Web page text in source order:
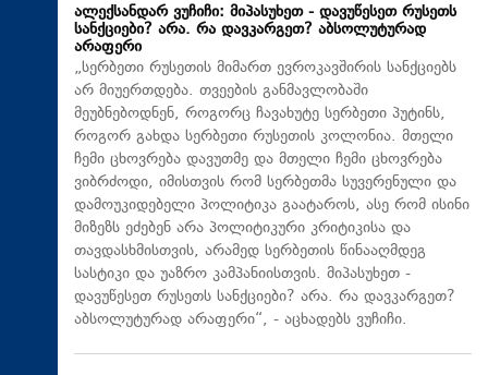
ალექსანდარ ვუჩიჩი: მიპასუხეთ - დავუწესეთ რუსეთს
სანქციები? არა. რა დავკარგეთ? აბსოლუტურად
არაფერი
„სერბეთი რუსეთის მიმართ ევროკავშირის სანქციებს
არ მიუერთდება. თვეების განმავლობაში
მეუბნებოდნენ, როგორც ჩავახუტე სერბეთი პუტინს,
როგორ გახდა სერბეთი რუსეთის კოლონია. მთელი
ჩემი ცხოვრება დავუთმე და მთელი ჩემი ცხოვრება
ვიბრძოდი, იმისთვის რომ სერბეთმა სუვერენული და
დამოუკიდებელი პოლიტიკა გაატაროს, ასე რომ ისინი
მიზეზს ეძებენ არა პოლიტიკური კრიტიკისა და
თავდასხმისთვის, არამედ სერბეთის წინააღმდეგ
სასტიკი და უაზრო კამპანიისთვის. მიპასუხეთ -
დავუწესეთ რუსეთს სანქციები? არა. რა დავკარგეთ?
აბსოლუტურად არაფერი“, - აცხადებს ვუჩიჩი.